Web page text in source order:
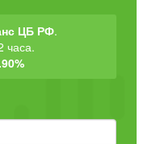
ЦБ РФ.
часа.